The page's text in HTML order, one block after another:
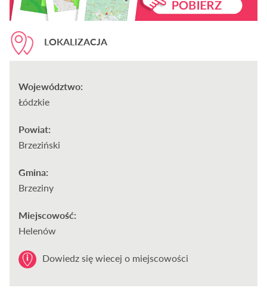
LOKALIZACJA
Województwo:
Łódzkie
Powiat:
Brzeziński
Gmina:
Brzeziny
Miejscowość:
Helenów
Dowiedz się wiecej o miejscowości